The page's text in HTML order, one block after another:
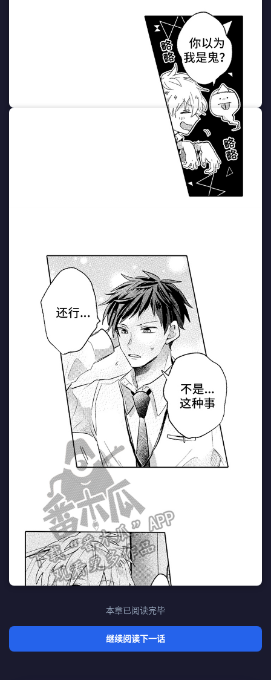
本章已阅读完毕
继续阅读下一话